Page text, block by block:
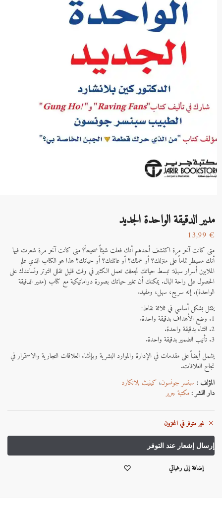
مدير الدقيقة الواحدة الجديد
13,99 €
متى كانت آخر مرة اكتشف أحدهم أنك فعلت شيئاً صحيحاً؟ متى كانت آخر مرة شعرت فيها
أنك مسيطر تماماً على منزلك؟ أو عملك؟ أو عائلتك؟ أو حياتك؟ هذا هو الكتاب الذي علم
الملايين أسرار سهلة: تبسط حياتك تجعلك تعمل الكثير في وقت قليل تقلل التوتر وتساعدك على
الحصول على راحة البال. يمكنك أن تغير حياتك بصورة دراماتيكية مع كتاب (مدير الدقيقة
الواحدة). إنه سريع، سهل، ومفيد.
يتمثل بشكل أساسي في ثلاثة نقاط:
1. وضع الأهداف بدقيقة واحدة.
2. الثناء بدقيقة واحدة.
3. تأنيب الضمير بدقيقة واحدة.
يشمل أيضاً على مقدمات في الإدارة والموارد البشرية وبإنشاء العلاقات التجارية والاستمرار في
نجاح العلاقات.
المؤلف : سبنسر جونسون، كينيث بلانكارد
دار النشر :مكتبة جرير
غير متوفر في المخزون
إضافة إلى رغباتي